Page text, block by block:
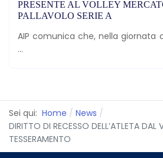
PRESENTE AL VOLLEY
PALLAVOLO SERIE A
AIP comunica che, nella giornata
...
Sei qui: Home
News
DIRITTO DI RECESSO DELL’ATLETA DAL
TESSERAMENTO